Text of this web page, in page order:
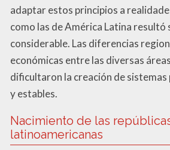
adaptar estos principios a
como las de América Latina resultó
considerable. Las diferencias
económicas entre las diversas
dificultaron la creación de
y estables.
Nacimiento de las
latinoamericanas